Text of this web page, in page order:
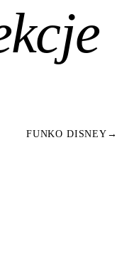
FUNKO DISNEY →